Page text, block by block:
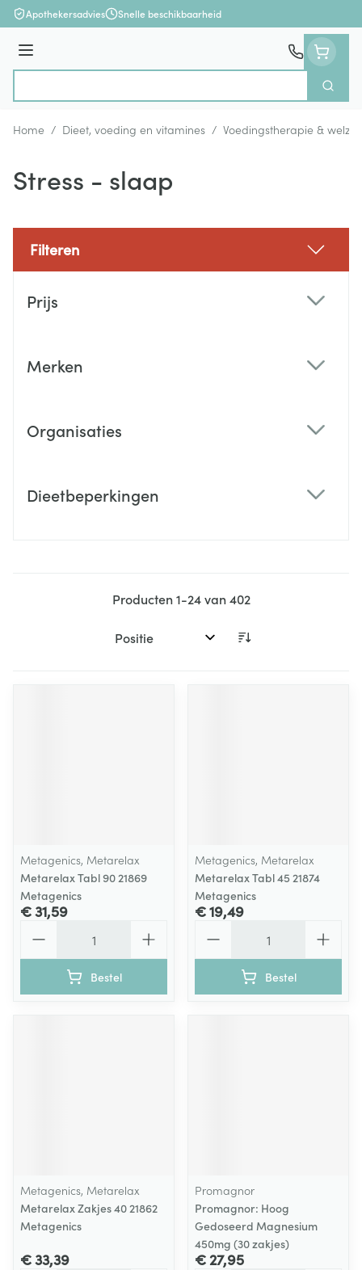
Ga naar de inhoud
Apothekersadvies Snelle beschikbaarheid
Menu
Zoek
Home / Dieet, voeding en vitamines / Voedingstherapie & welzijn
Stress - slaap
Filteren
Prijs
Merken
Organisaties
Dieetbeperkingen
Producten1-24van402
Sorteer op:
Metagenics, Metarelax
Metarelax Tabl 90 21869
Metagenics
€ 31,59
Bestel
Metagenics, Metarelax
Metarelax Tabl 45 21874
Metagenics
€ 19,49
Bestel
Metagenics, Metarelax
Metarelax Zakjes 40 21862
Metagenics
€ 33,39
Promagnor
Promagnor: Hoog
Gedoseerd Magnesium
450mg (30 zakjes)
€ 27,95